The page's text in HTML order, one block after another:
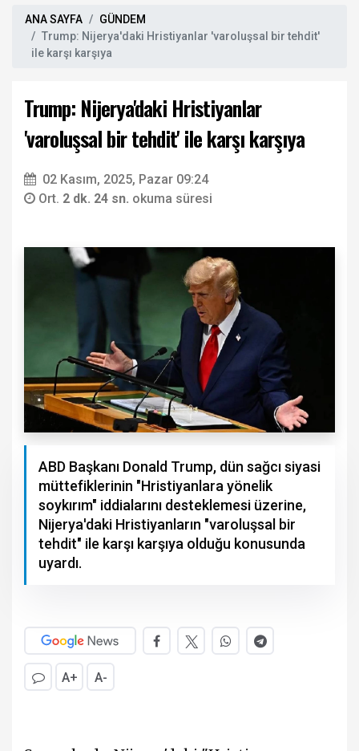
ANA SAYFA
GÜNDEM
Trump: Nijerya'daki Hristiyanlar 'varoluşsal bir tehdit'
ile karşı karşıya
Trump: Nijerya'daki Hristiyanlar
'varoluşsal bir tehdit' ile karşı karşıya
02 Kasım, 2025, Pazar 09:24
Ort. 2 dk. 24 sn. okuma süresi
ABD Başkanı Donald Trump, dün sağcı siyasi
müttefiklerinin "Hristiyanlara yönelik
soykırım" iddialarını desteklemesi üzerine,
Nijerya'daki Hristiyanların "varoluşsal bir
tehdit" ile karşı karşıya olduğu konusunda
uyardı.
A+ A-